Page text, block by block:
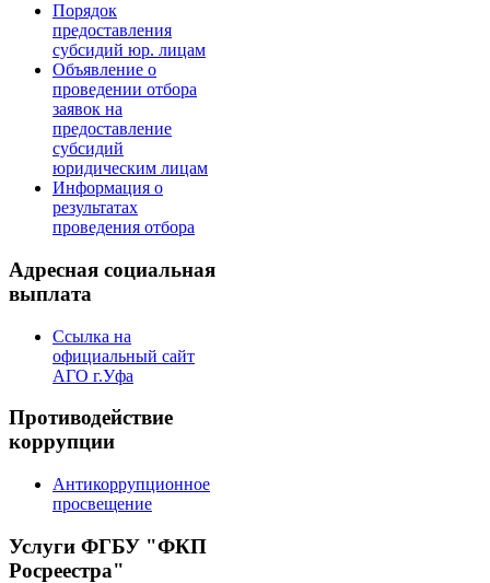
Порядок
предоставления
субсидий юр. лицам
Объявление о
проведении отбора
заявок на
предоставление
субсидий
юридическим лицам
Информация о
результатах
проведения отбора
Адресная социальная
выплата
Ссылка на
официальный сайт
АГО г.Уфа
Противодействие
коррупции
Антикоррупционное
просвещение
Услуги ФГБУ "ФКП
Росреестра"